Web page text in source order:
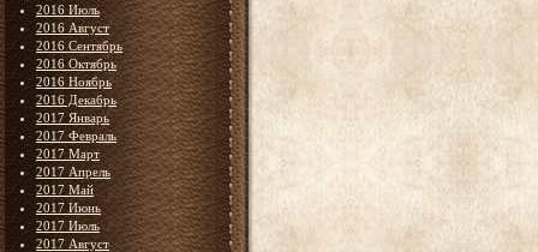
2016 Июль
2016 Август
2016 Сентябрь
2016 Октябрь
2016 Ноябрь
2016 Декабрь
2017 Январь
2017 Февраль
2017 Март
2017 Апрель
2017 Май
2017 Июнь
2017 Июль
2017 Август